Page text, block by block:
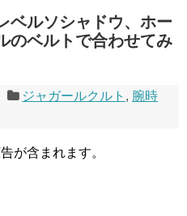
ベルソシャドウ、ホー
のベルトで合わせてみ
ジャガールクルト , 腕時
が含まれます。